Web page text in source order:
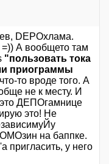
DEPOхлама.
А вообщето там
"пользовать тока
приограммы
то вроде того. А
не к месту. И
ДЕПОгамнице
это! Не
на баппке.
пригласить, у него